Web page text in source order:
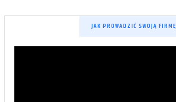
JAK PROWADZIĆ SWOJĄ FIRMĘ